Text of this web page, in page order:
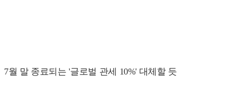
7월 말 종료되는 '글로벌 관세 10%' 대체할 듯